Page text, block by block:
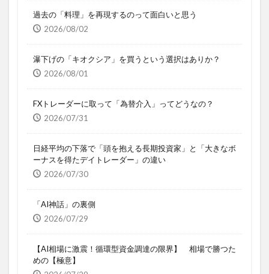
過去の「料理」を再現するのって面白いと思う
2026/08/02
瀑下げの「キオクシア」を買うという選択はありか？
2026/08/01
FXトレーダーに取って「為替介入」ってどうなの？
2026/07/31
日経平均の下落で「頭を抱える長期投資家」と「大きなボ
ーナスを得たデイトレーダー」の違い
2026/07/30
「AI神話」の裏側
2026/07/29
【AI相場に激震！循環型資金調達の限界】 相場で勝つた
めの【極意】